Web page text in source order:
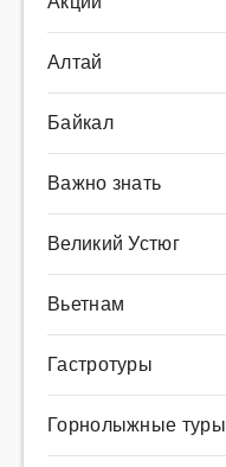
Алтай
Байкал
Важно знать
Великий Устюг
Вьетнам
Гастротуры
Горнолыжные туры